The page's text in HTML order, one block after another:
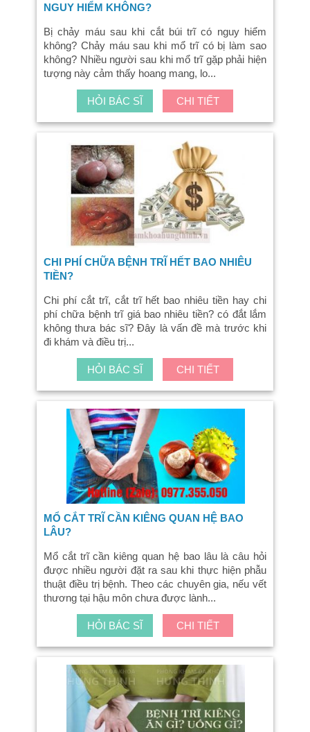
NGUY HIỂM KHÔNG?
Bị chảy máu sau khi cắt búi trĩ có nguy hiểm
không? Chảy máu sau khi mổ trĩ có bị làm sao
không? Nhiều người sau khi mổ trĩ gặp phải hiện
tượng này cảm thấy hoang mang, lo...
HỎI BÁC SĨ CHI TIẾT
CHI PHÍ CHỮA BỆNH TRĨ HẾT BAO NHIÊU
TIỀN?
Chi phí cắt trĩ, cắt trĩ hết bao nhiêu tiền hay chi
phí chữa bệnh trĩ giá bao nhiêu tiền? có đắt lắm
không thưa bác sĩ? Đây là vấn đề mà trước khi
đi khám và điều trị...
HỎI BÁC SĨ CHI TIẾT
MỔ CẮT TRĨ CẦN KIÊNG QUAN HỆ BAO
LÂU?
Mổ cắt trĩ cần kiêng quan hệ bao lâu là câu hỏi
được nhiều người đặt ra sau khi thực hiện phẫu
thuật điều trị bệnh. Theo các chuyên gia, nếu vết
thương tại hậu môn chưa được lành...
HỎI BÁC SĨ CHI TIẾT